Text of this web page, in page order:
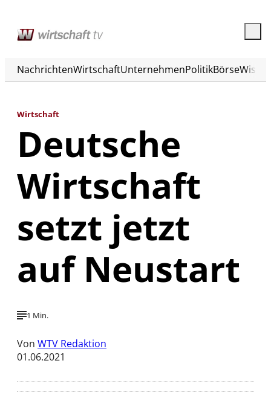
NachrichtenWirtschaftUnternehmenPolitikBörse
Wirtschaft
Deutsche
Wirtschaft
setzt jetzt
auf Neustart
1 Min.
Von WTV Redaktion
01.06.2021